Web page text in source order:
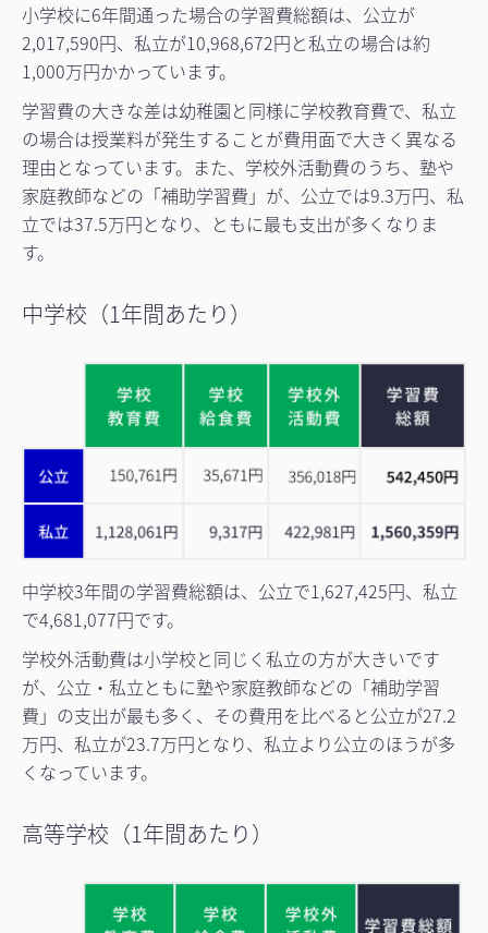
小学校に6年間通った場合の学習費総額は、公立が
2,017,590円、私立が10,968,672円と私立の場合は約
1,000万円かかっています。
学習費の大きな差は幼稚園と同様に学校教育費で、私立
の場合は授業料が発生することが費用面で大きく異なる
理由となっています。また、学校外活動費のうち、塾や
家庭教師などの「補助学習費」が、公立では9.3万円、私
立では37.5万円となり、ともに最も支出が多くなりま
す。
中学校（1年間あたり）
中学校3年間の学習費総額は、公立で1,627,425円、私立
で4,681,077円です。
学校外活動費は小学校と同じく私立の方が大きいです
が、公立・私立ともに塾や家庭教師などの「補助学習
費」の支出が最も多く、その費用を比べると公立が27.2
万円、私立が23.7万円となり、私立より公立のほうが多
くなっています。
高等学校（1年間あたり）